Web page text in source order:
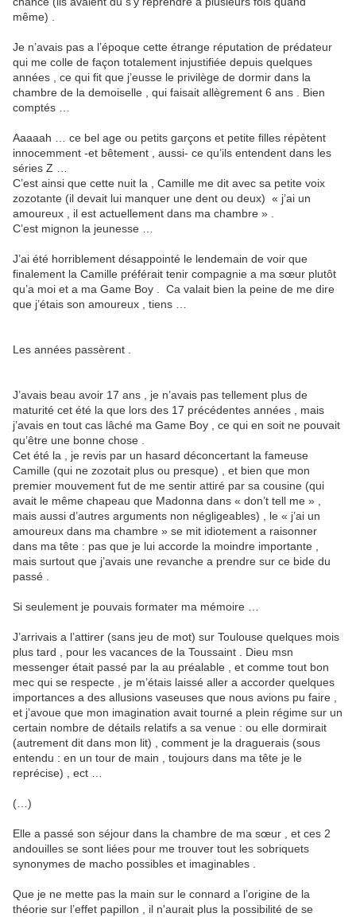
même) .
Je n’avais pas a l’époque cette étrange réputation de prédateur
qui me colle de façon totalement injustifiée depuis quelques
années , ce qui fit que j’eusse le privilège de dormir dans la
chambre de la demoiselle , qui faisait allègrement 6 ans . Bien
comptés …
Aaaaah … ce bel age ou petits garçons et petite filles répètent
innocemment -et bêtement , aussi- ce qu’ils entendent dans les
séries Z …
C’est ainsi que cette nuit la , Camille me dit avec sa petite voix
zozotante (il devait lui manquer une dent ou deux) « j’ai un
amoureux , il est actuellement dans ma chambre » .
C’est mignon la jeunesse …
J’ai été horriblement désappointé le lendemain de voir que
finalement la Camille préférait tenir compagnie a ma sœur plutôt
qu’a moi et a ma Game Boy . Ca valait bien la peine de me dire
que j’étais son amoureux , tiens …
Les années passèrent .
J’avais beau avoir 17 ans , je n’avais pas tellement plus de
maturité cet été la que lors des 17 précédentes années , mais
j’avais en tout cas lâché ma Game Boy , ce qui en soit ne pouvait
qu’être une bonne chose .
Cet été la , je revis par un hasard déconcertant la fameuse
Camille (qui ne zozotait plus ou presque) , et bien que mon
premier mouvement fut de me sentir attiré par sa cousine (qui
avait le même chapeau que Madonna dans « don’t tell me » ,
mais aussi d’autres arguments non négligeables) , le « j’ai un
amoureux dans ma chambre » se mit idiotement a raisonner
dans ma tête : pas que je lui accorde la moindre importante ,
mais surtout que j’avais une revanche a prendre sur ce bide du
passé .
Si seulement je pouvais formater ma mémoire …
J’arrivais a l’attirer (sans jeu de mot) sur Toulouse quelques mois
plus tard , pour les vacances de la Toussaint . Dieu msn
messenger était passé par la au préalable , et comme tout bon
mec qui se respecte , je m’étais laissé aller a accorder quelques
importances a des allusions vaseuses que nous avions pu faire ,
et j’avoue que mon imagination avait tourné a plein régime sur un
certain nombre de détails relatifs a sa venue : ou elle dormirait
(autrement dit dans mon lit) , comment je la draguerais (sous
entendu : en un tour de main , toujours dans ma tête je le
reprécise) , ect …
(…)
Elle a passé son séjour dans la chambre de ma sœur , et ces 2
andouilles se sont liées pour me trouver tout les sobriquets
synonymes de macho possibles et imaginables .
Que je ne mette pas la main sur le connard a l’origine de la
théorie sur l’effet papillon , il n'aurait plus la possibilité de se